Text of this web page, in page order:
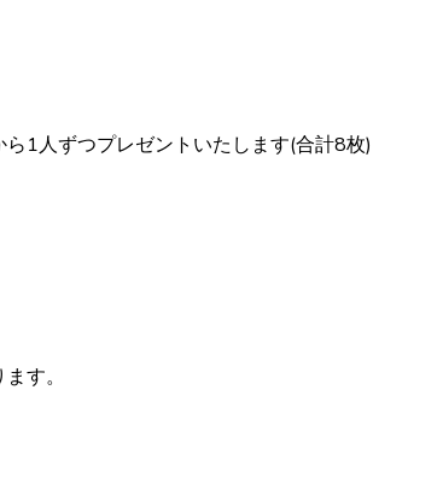
1人ずつプレゼントいたします(合計8枚)
す。